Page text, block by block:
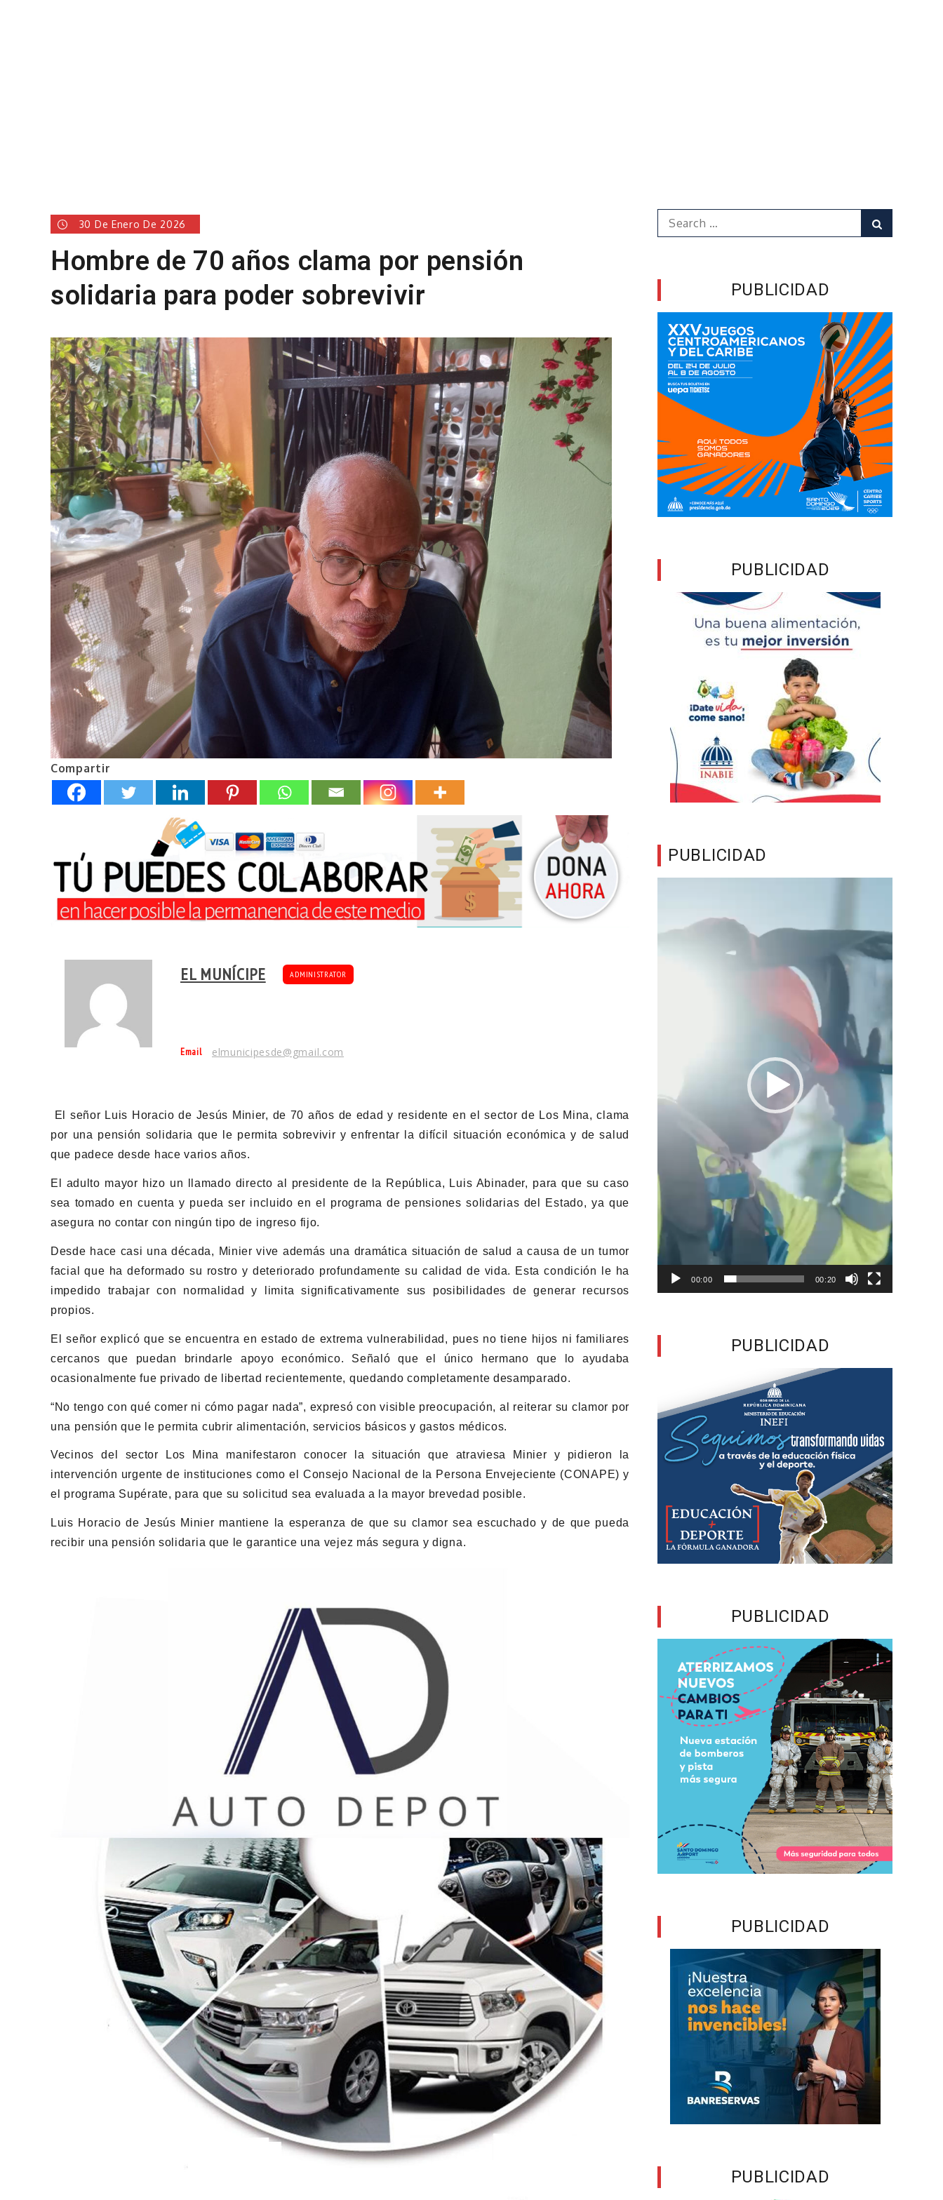
30 De Enero De 2026
Hombre de 70 años clama por pensión
solidaria para poder sobrevivir
Compartir
EL MUNÍCIPE ADMINISTRATOR
Email elmunicipesde@gmail.com
El señor Luis Horacio de Jesús Minier, de 70 años de edad y residente en el sector de Los Mina, clama
por una pensión solidaria que le permita sobrevivir y enfrentar la difícil situación económica y de salud
que padece desde hace varios años.
El adulto mayor hizo un llamado directo al presidente de la República, Luis Abinader, para que su caso
sea tomado en cuenta y pueda ser incluido en el programa de pensiones solidarias del Estado, ya que
asegura no contar con ningún tipo de ingreso fijo.
Desde hace casi una década, Minier vive además una dramática situación de salud a causa de un tumor
facial que ha deformado su rostro y deteriorado profundamente su calidad de vida. Esta condición le ha
impedido trabajar con normalidad y limita significativamente sus posibilidades de generar recursos
propios.
El señor explicó que se encuentra en estado de extrema vulnerabilidad, pues no tiene hijos ni familiares
cercanos que puedan brindarle apoyo económico. Señaló que el único hermano que lo ayudaba
ocasionalmente fue privado de libertad recientemente, quedando completamente desamparado.
“No tengo con qué comer ni cómo pagar nada”, expresó con visible preocupación, al reiterar su clamor por
una pensión que le permita cubrir alimentación, servicios básicos y gastos médicos.
Vecinos del sector Los Mina manifestaron conocer la situación que atraviesa Minier y pidieron la
intervención urgente de instituciones como el Consejo Nacional de la Persona Envejeciente (CONAPE) y
el programa Supérate, para que su solicitud sea evaluada a la mayor brevedad posible.
Luis Horacio de Jesús Minier mantiene la esperanza de que su clamor sea escuchado y de que pueda
recibir una pensión solidaria que le garantice una vejez más segura y digna.
Search
for:
PUBLICIDAD
PUBLICIDAD
PUBLICIDAD
00:00 00:20
PUBLICIDAD
PUBLICIDAD
PUBLICIDAD
PUBLICIDAD